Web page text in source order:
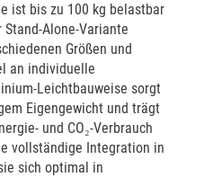
ist bis zu 100 kg belastbar
Alone-Variante
Größen und
an individuelle
Leichtbauweise sorgt
Eigengewicht und trägt
und CO₂-Verbrauch
vollständige Integration in
sich optimal in